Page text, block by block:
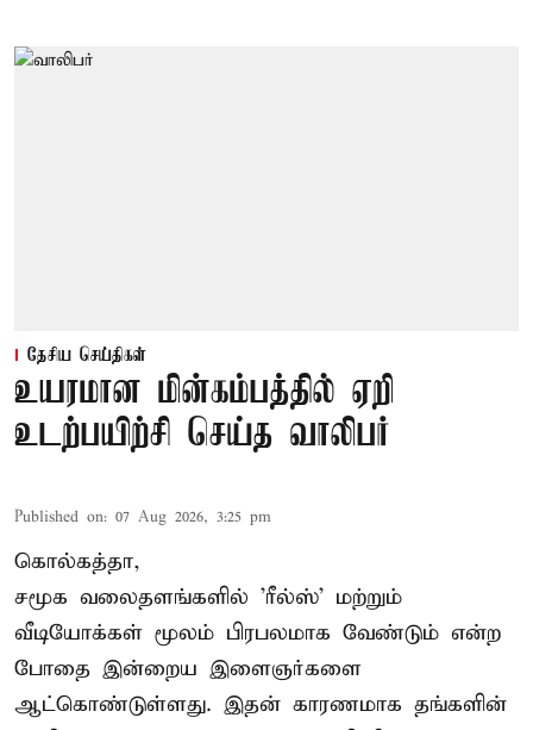
தேசிய செய்திகள்
உயரமான மின்கம்பத்தில் ஏறி
உடற்பயிற்சி செய்த வாலிபர்
Published on: 07 Aug 2026, 3:25 pm
கொல்கத்தா,
சமூக வலைதளங்களில் 'ரீல்ஸ்' மற்றும்
வீடியோக்கள் மூலம் பிரபலமாக வேண்டும் என்ற
போதை இன்றைய இளைஞர்களை
ஆட்கொண்டுள்ளது. இதன் காரணமாக தங்களின்